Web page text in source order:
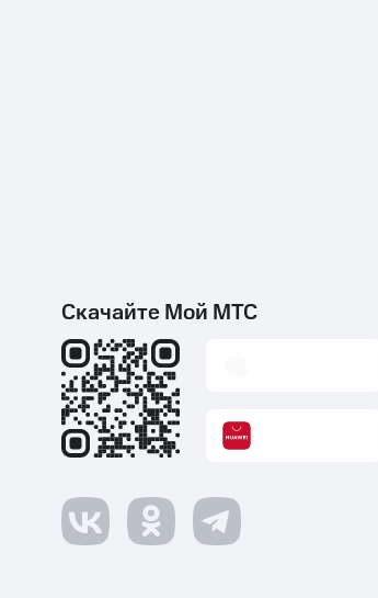
Скачайте Мой МТС